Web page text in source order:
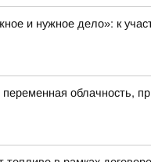
и нужное дело»: к
облачность,